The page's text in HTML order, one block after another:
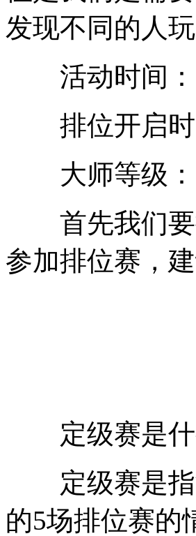
发现不同的人
活动时间：8
排位开启时
大师等级：
首先我们要
参加排位赛，
定级赛是什
定级赛是指
的5场排位赛的